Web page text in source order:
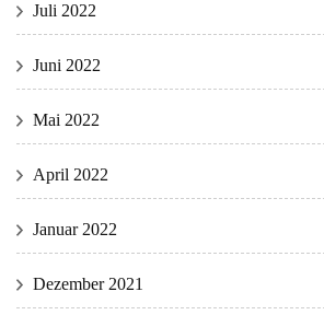
Juli 2022
Juni 2022
Mai 2022
April 2022
Januar 2022
Dezember 2021